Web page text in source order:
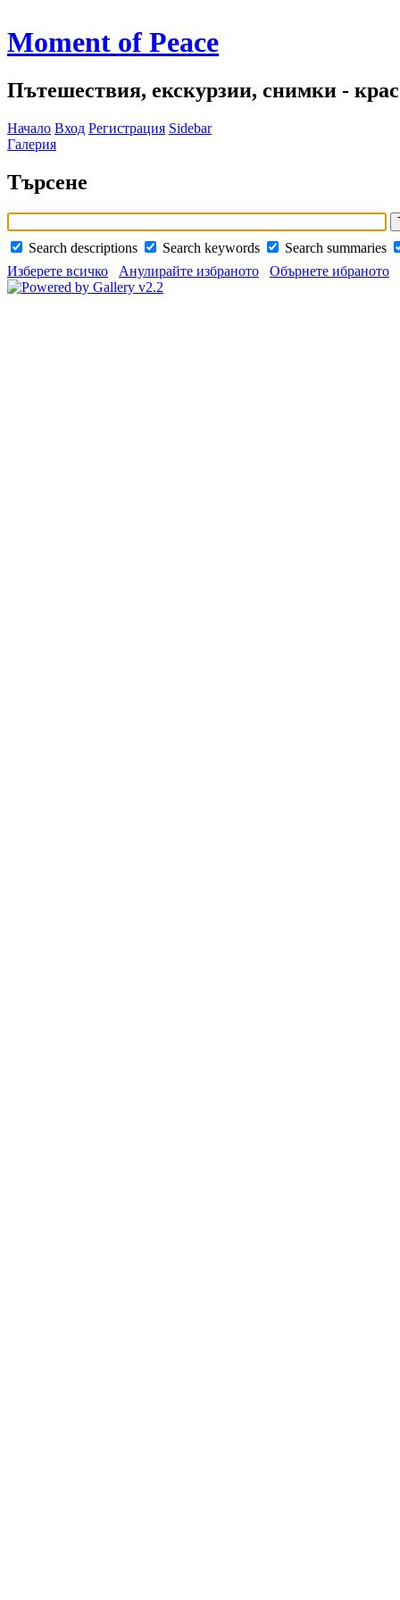
Moment of Peace
Пътешествия, екскурзии, снимки -
Начало Вход Регистрация Sidebar
Галерия
Търсене
Search descriptions Search keywords
Search summaries
Изберете всичко
Анулирайте избраното Обърнете ибраното